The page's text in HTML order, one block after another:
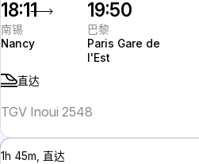
18:11
南锡
Nancy
19:50
巴黎
Paris Gare de
l'Est
直达
TGV Inoui 2548
1h 45m, 直达